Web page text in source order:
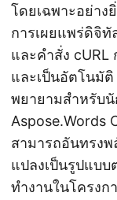
โดยเฉพาะอย่าง
การเผยแพร่ดิจิทั
และคำสั่ง
และเป็นอัตโนมั
พยายามสำหรับ
Aspose.Words
สามารถอันทรงพ
แปลงเป็นรูปแบบ
ทำงานในโครงก